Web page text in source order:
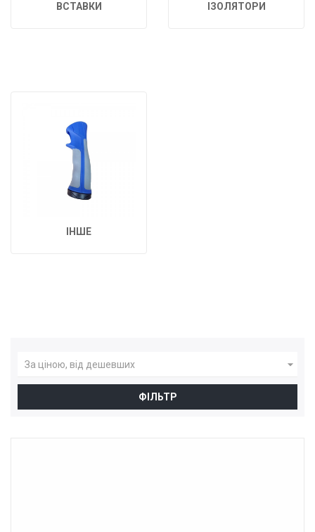
ВСТАВКИ ІЗОЛЯТОРИ
ІНШЕ
За ціною, від дешевших 
ФІЛЬТР